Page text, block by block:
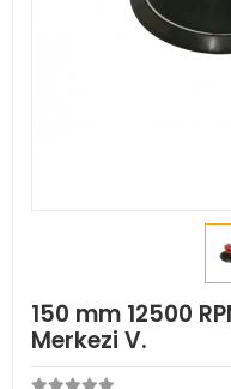
150 mm 12500
Merkezi V.